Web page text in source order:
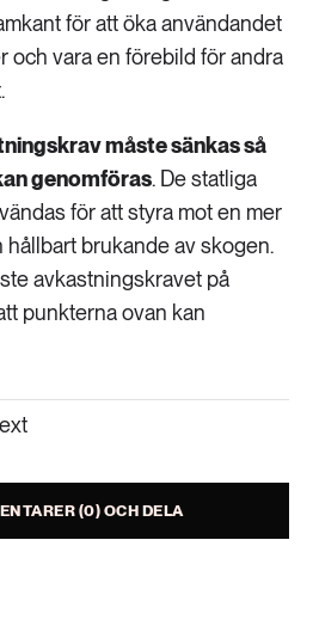
för att öka användandet
och vara en förebild för andra
måste sänkas så
genomföras. De statliga
för att styra mot en mer
brukande av skogen.
avkastningskravet på
punkterna ovan kan
(0) OCH DELA